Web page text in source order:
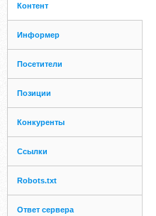
Контент
Информер
Посетители
Позиции
Конкуренты
Ссылки
Robots.txt
Ответ сервера